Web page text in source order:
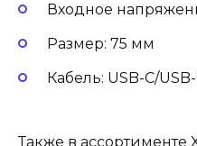
Входное
Размер: 75 мм
Кабель: USB-C/
Также в ассортименте